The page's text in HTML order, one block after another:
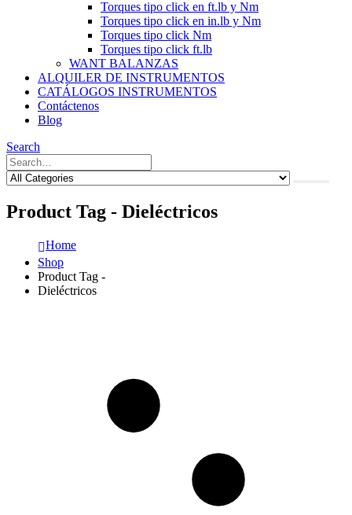
Torques tipo click en ft.lb y Nm
Torques tipo click en in.lb y Nm
Torques tipo click Nm
Torques tipo click ft.lb
WANT BALANZAS
ALQUILER DE INSTRUMENTOS
CATÁLOGOS INSTRUMENTOS
Contáctenos
Blog
Search
Product Tag - Dieléctricos
Home
Shop
Product Tag -
Dieléctricos